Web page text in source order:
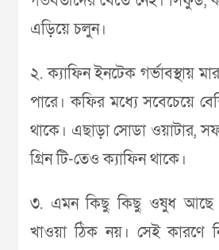
এড়িয়ে চলুন।
২. ক্যাফিন ইনটেক গর্ভাবস্থায়
পারে। কফির মধ্যে সবেচেয়ে
থাকে। এছাড়া সোডা ওয়াটার,
গ্রিন টি-তেও ক্যাফিন থাকে।
৩. এমন কিছু কিছু ওষুধ আছে
খাওয়া ঠিক নয়। সেই কারণে